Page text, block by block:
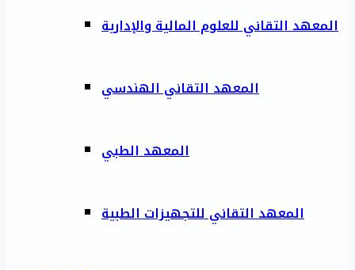
المعهد التقاني للعلوم المالية والإدارية
المعهد التقاني الهندسي
المعهد الطبي
المعهد التقاني للتجهيزات الطبية